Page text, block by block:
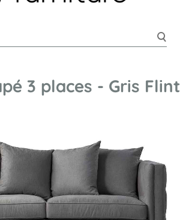
3 places - Gris Flint